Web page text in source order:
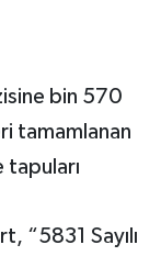
bin 570
tamamlanan
tapuları
“5831 Sayılı